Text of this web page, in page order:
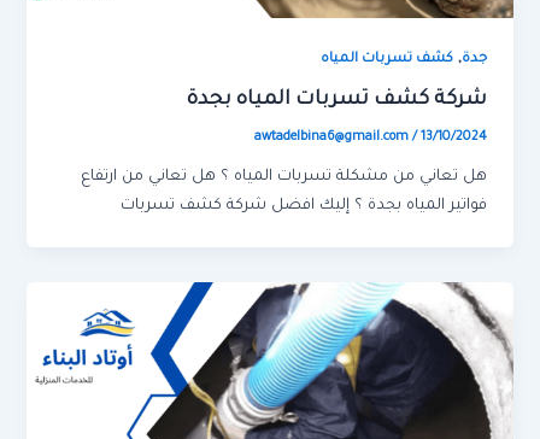
جدة,كشف تسربات المياه
شركة كشف تسربات المياه بجدة
awtadelbina6@gmail.com/ 13/10/2024
هل تعاني من مشكلة تسربات المياه ؟ هل تعاني من ارتفاع
فواتير المياه بجدة ؟ إليك افضل شركة كشف تسربات